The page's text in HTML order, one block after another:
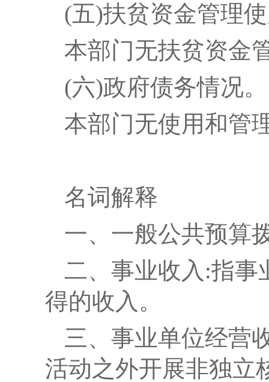
(五)扶贫资金管理
本部门无扶贫资金
(六)政府债务情况。
本部门无使用和管
名词解释
一、一般公共预算
二、事业收入:指事
得的收入。
三、事业单位经营
活动之外开展非独立